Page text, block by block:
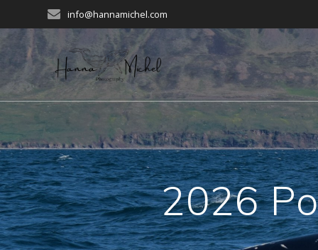
Inhalt
springen
info@hannamichel.com
2026